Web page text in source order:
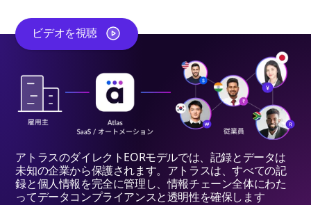
ビデオを視聴
アトラスのダイレクトEORモデルでは、記録とデータは
未知の企業から保護されます。アトラスは、すべての記
録と個人情報を完全に管理し、情報チェーン全体にわた
ってデータコンプライアンスと透明性を確保します